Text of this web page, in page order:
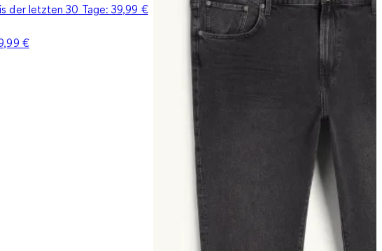
der letzten 30 Tage:39,99 €
€